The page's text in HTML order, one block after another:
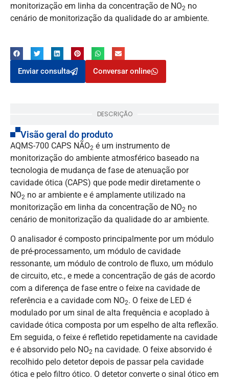
monitorização em linha da concentração de NO2 no
cenário de monitorização da qualidade do ar ambiente.
Enviar consulta Conversar online
DESCRIÇÃO
Visão geral do produto
AQMS-700 CAPS NÃO2 é um instrumento de
monitorização do ambiente atmosférico baseado na
tecnologia de mudança de fase de atenuação por
cavidade ótica (CAPS) que pode medir diretamente o
NO2 no ar ambiente e é amplamente utilizado na
monitorização em linha da concentração de NO2 no
cenário de monitorização da qualidade do ar ambiente.
O analisador é composto principalmente por um módulo
de pré-processamento, um módulo de cavidade
ressonante, um módulo de controlo de fluxo, um módulo
de circuito, etc., e mede a concentração de gás de acordo
com a diferença de fase entre o feixe na cavidade de
referência e a cavidade com NO2. O feixe de LED é
modulado por um sinal de alta frequência e acoplado à
cavidade ótica composta por um espelho de alta reflexão.
Em seguida, o feixe é refletido repetidamente na cavidade
e é absorvido pelo NO2 na cavidade. O feixe absorvido é
recolhido pelo detetor depois de passar pela cavidade
ótica e pelo filtro ótico. O detetor converte o sinal ótico em